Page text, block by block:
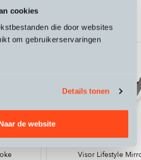
cookies
die door websites
om gebruikerservaringen
Details tonen
de website
bij de KasK
Visor Lifestyle